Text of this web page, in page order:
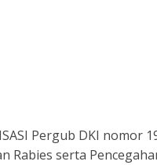
Pergub DKI nomor
Rabies serta